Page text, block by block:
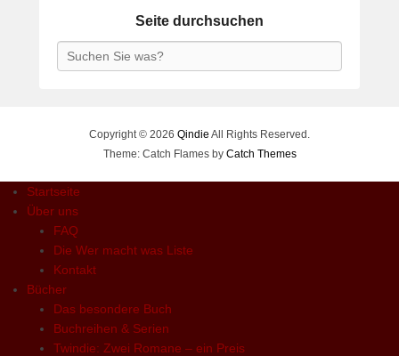
Seite durchsuchen
Search
Copyright © 2026 Qindie All Rights Reserved.
Theme: Catch Flames by Catch Themes
Startseite
Über uns
FAQ
Die Wer macht was Liste
Kontakt
Bücher
Das besondere Buch
Buchreihen & Serien
Twindie: Zwei Romane – ein Preis